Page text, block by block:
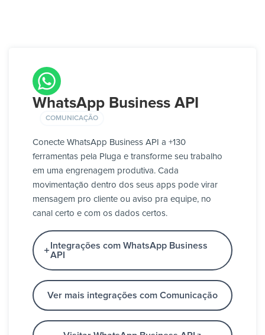
WhatsApp Business API
COMUNICAÇÃO
Conecte WhatsApp Business API a +130
ferramentas pela Pluga e transforme seu trabalho
em uma engrenagem produtiva. Cada
movimentação dentro dos seus apps pode virar
mensagem pro cliente ou aviso pra equipe, no
canal certo e com os dados certos.
Integrações com WhatsApp Business
API
Ver mais integrações com Comunicação